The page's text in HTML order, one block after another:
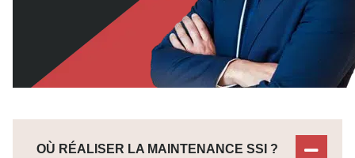
OÙ RÉALISER LA MAINTENANCE SSI ?